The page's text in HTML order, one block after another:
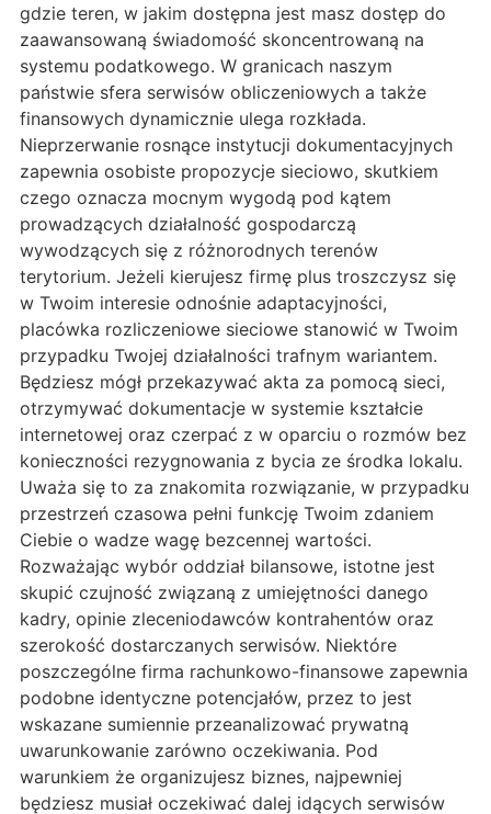
gdzie teren, w jakim dostępna jest masz dostęp do
zaawansowaną świadomość skoncentrowaną na
systemu podatkowego. W granicach naszym
państwie sfera serwisów obliczeniowych a także
finansowych dynamicznie ulega rozkłada.
Nieprzerwanie rosnące instytucji dokumentacyjnych
zapewnia osobiste propozycje sieciowo, skutkiem
czego oznacza mocnym wygodą pod kątem
prowadzących działalność gospodarczą
wywodzących się z różnorodnych terenów
terytorium. Jeżeli kierujesz firmę plus troszczysz się
w Twoim interesie odnośnie adaptacyjności,
placówka rozliczeniowe sieciowe stanowić w Twoim
przypadku Twojej działalności trafnym wariantem.
Będziesz mógł przekazywać akta za pomocą sieci,
otrzymywać dokumentacje w systemie kształcie
internetowej oraz czerpać z w oparciu o rozmów bez
konieczności rezygnowania z bycia ze środka lokalu.
Uważa się to za znakomita rozwiązanie, w przypadku
przestrzeń czasowa pełni funkcję Twoim zdaniem
Ciebie o wadze wagę bezcennej wartości.
Rozważając wybór oddział bilansowe, istotne jest
skupić czujność związaną z umiejętności danego
kadry, opinie zleceniodawców kontrahentów oraz
szerokość dostarczanych serwisów. Niektóre
poszczególne firma rachunkowo-finansowe zapewnia
podobne identyczne potencjałów, przez to jest
wskazane sumiennie przeanalizować prywatną
uwarunkowanie zarówno oczekiwania. Pod
warunkiem że organizujesz biznes, najpewniej
będziesz musiał oczekiwać dalej idących serwisów